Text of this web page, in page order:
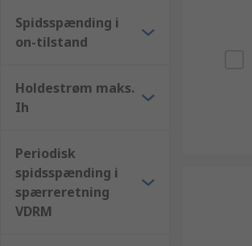
Spidsspænding i
on-tilstand
Holdestrøm maks.
Ih
Periodisk
spidsspænding i
spærreretning
VDRM